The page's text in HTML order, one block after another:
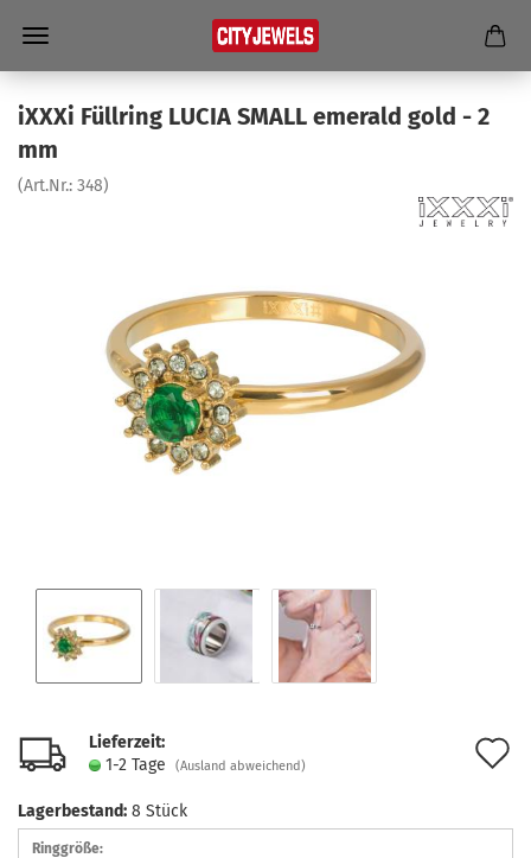
iXXXi Füll­ring LUCIA SMALL eme­rald gold - 2
mm
(Art.Nr.: 348)
Lieferzeit:
1-2 Tage
(Ausland abweichend)
Lagerbestand: 8 Stück
Ringgröße: